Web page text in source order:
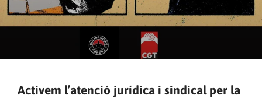
Activem l’atenció jurídica i sindical per la